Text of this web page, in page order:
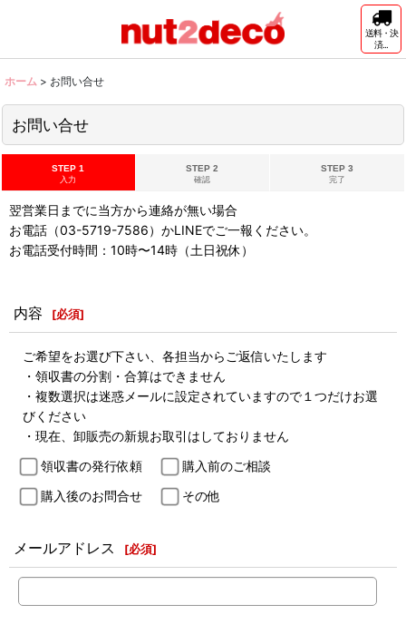
送料・決
済...
ホーム > お問い合せ
お問い合せ
STEP 1
入力
STEP 2
確認
STEP 3
完了
翌営業日までに当方から連絡が無い場合
お電話（03-5719-7586）かLINEでご一報ください。
お電話受付時間：10時〜14時（土日祝休）
内容 [必須]
ご希望をお選び下さい、各担当からご返信いたします
・領収書の分割・合算はできません
・複数選択は迷惑メールに設定されていますので１つだけお選
びください
・現在、卸販売の新規お取引はしておりません
領収書の発行依頼
購入前のご相談
購入後のお問合せ
その他
メールアドレス [必須]